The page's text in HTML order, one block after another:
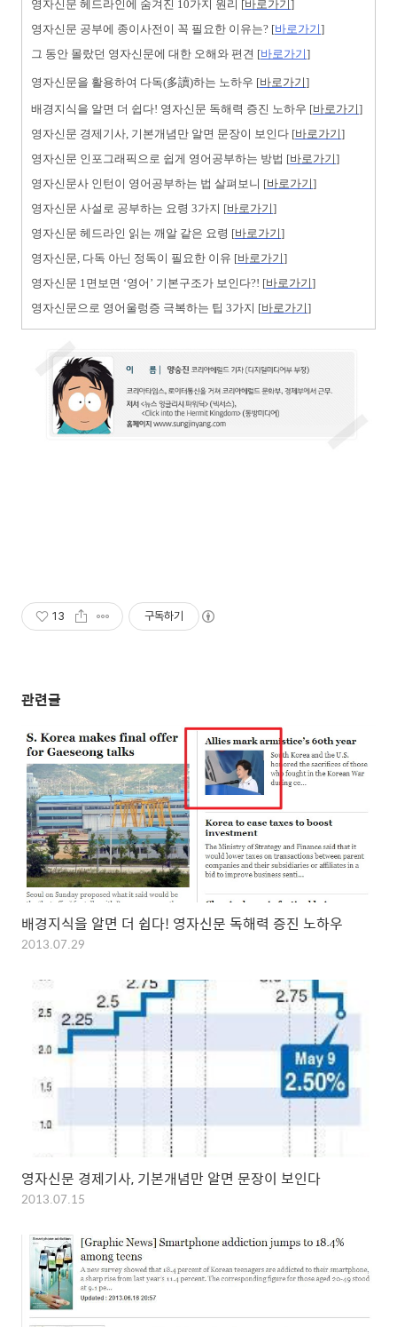
영자신문 헤드라인에 숨겨진 10가지 원리 [바로가기]
영자신문 공부에 종이사전이 꼭 필요한 이유는? [바로가기]
그 동안 몰랐던 영자신문에 대한 오해와 편견 [바로가기]
영자신문을 활용하여 다독(多讀)하는 노하우 [바로가기]
배경지식을 알면 더 쉽다! 영자신문 독해력 증진 노하우 [바로가기]
영자신문 경제기사, 기본개념만 알면 문장이 보인다 [바로가기]
영자신문 인포그래픽으로 쉽게 영어공부하는 방법 [바로가기]
영자신문사 인턴이 영어공부하는 법 살펴보니 [바로가기]
영자신문 사설로 공부하는 요령 3가지 [바로가기]
영자신문 헤드라인 읽는 깨알 같은 요령 [바로가기]
영자신문, 다독 아닌 정독이 필요한 이유 [바로가기]
영자신문 1면보면 ‘영어’ 기본구조가 보인다?! [바로가기]
영자신문으로 영어울렁증 극복하는 팁 3가지 [바로가기]
13 구독하기
관련글
배경지식을 알면 더 쉽다! 영자신문 독해력 증진 노하우
2013.07.29
영자신문 경제기사, 기본개념만 알면 문장이 보인다
2013.07.15